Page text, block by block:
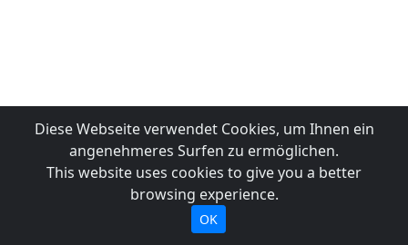
Diese Webseite verwendet Cookies, um Ihnen ein
angenehmeres Surfen zu ermöglichen.
This website uses cookies to give you a better
browsing experience.
OK